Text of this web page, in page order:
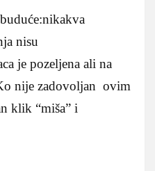
nisu
je pozeljena ali na
nije zadovoljan ovim
klik “miša” i